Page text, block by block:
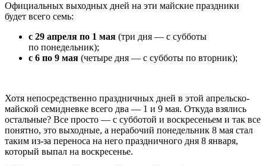
Официальных выходных дней на эти майские праздники
будет всего семь:
с 29 апреля по 1 мая (три дня — с субботы
по понедельник);
с 6 по 9 мая (четыре дня — с субботы по вторник);
Хотя непосредственно праздничных дней в этой апрельско-
майской семидневке всего два — 1 и 9 мая. Откуда взялись
остальные? Все просто — с субботой и воскресеньем и так все
понятно, это выходные, а нерабочий понедельник 8 мая стал
таким из-за переноса на него праздничного дня 8 января,
который выпал на воскресенье.